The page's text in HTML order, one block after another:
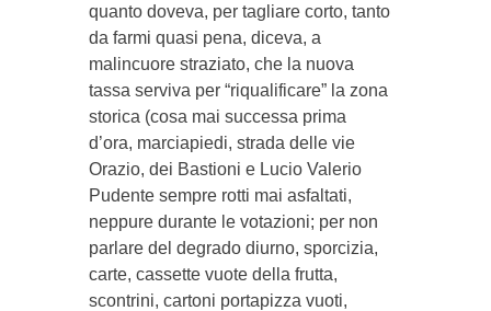
quanto doveva, per tagliare corto, tanto
da farmi quasi pena, diceva, a
malincuore straziato, che la nuova
tassa serviva per “riqualificare” la zona
storica (cosa mai successa prima
d’ora, marciapiedi, strada delle vie
Orazio, dei Bastioni e Lucio Valerio
Pudente sempre rotti mai asfaltati,
neppure durante le votazioni; per non
parlare del degrado diurno, sporcizia,
carte, cassette vuote della frutta,
scontrini, cartoni portapizza vuoti,